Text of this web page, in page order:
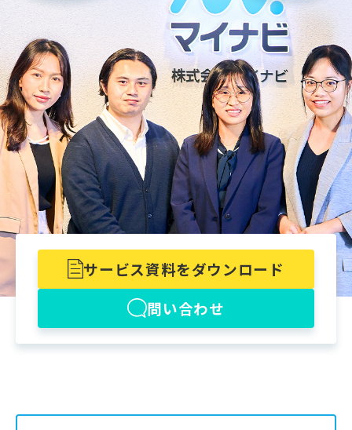
サービス資料をダウンロード
問い合わせ